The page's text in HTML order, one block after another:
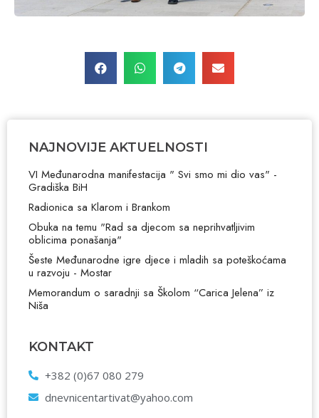
NAJNOVIJE AKTUELNOSTI
VI Međunarodna manifestacija " Svi smo mi dio vas" -
Gradiška BiH
Radionica sa Klarom i Brankom
Obuka na temu "Rad sa djecom sa neprihvatljivim
oblicima ponašanja"
Šeste Međunarodne igre djece i mladih sa poteškoćama
u razvoju - Mostar
Memorandum o saradnji sa Školom “Carica Jelena” iz
Niša
KONTAKT
+382 (0)67 080 279
dnevnicentartivat@yahoo.com